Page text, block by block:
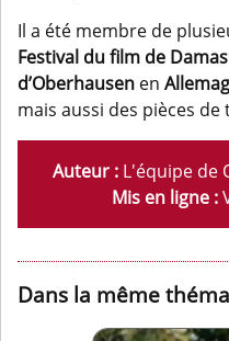
Il a été membre de
Festival du film de Damas
d’Oberhausen en
mais aussi des pièces
Auteur : L'équipe de
Mis en ligne :
Dans la même